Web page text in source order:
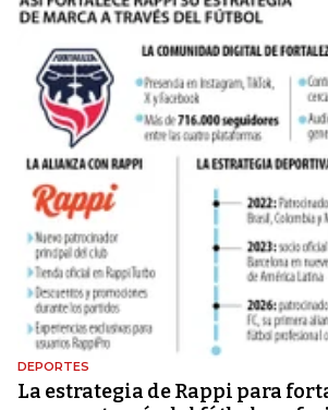
DEPORTES
La estrategia de Rappi para